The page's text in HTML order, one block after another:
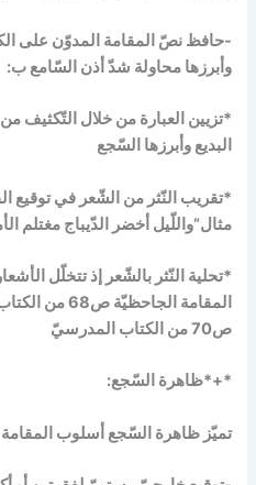
-حافظ نصّ المقامة المدوّن على
وأبرزها محاولة شدّ أذن السّامع ب:
*تزيين العبارة من خلال
البديع وأبرزها السّجع
*تقريب النّثر من الشّعر في توقيع
مثال”واللّيل أخضر الدّيباج مغتلم
*تحلية النّثر بالشّعر إذ تتخلّل
المقامة
ص70 من الكتاب المدرسيّ
*+*ظاهرة السّجع:
تميّز ظاهرة السّجع أسلوب